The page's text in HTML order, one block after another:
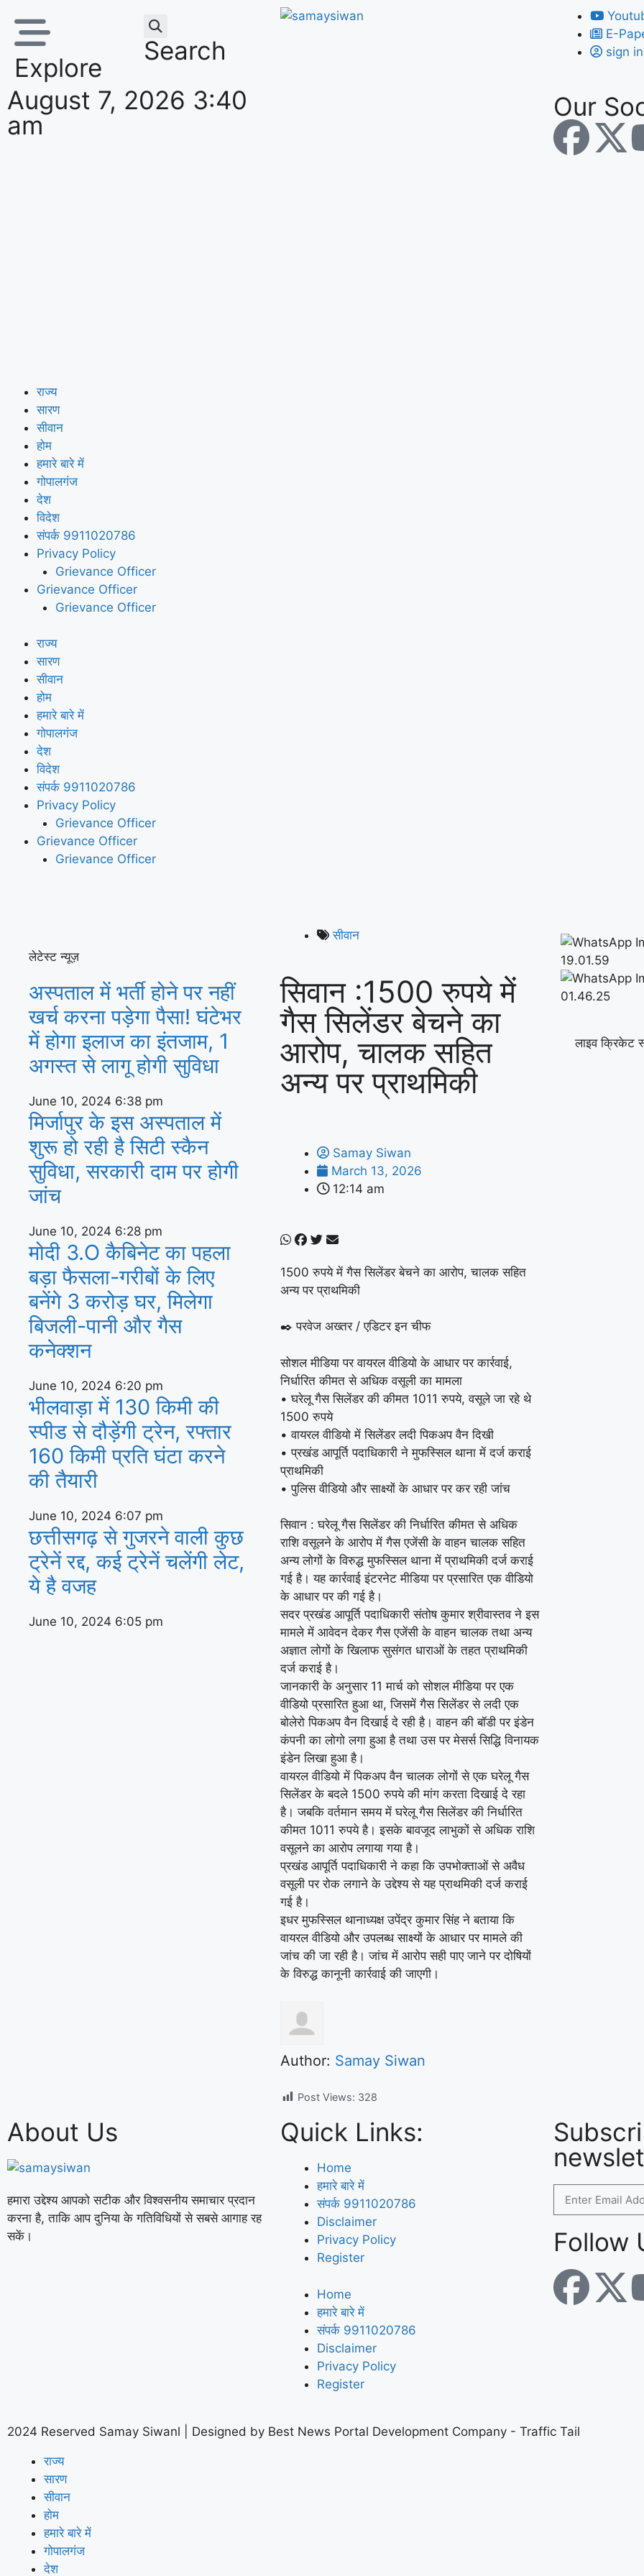
Explore
Search
August 7, 2026 3:40
am
E-
sign in
Our
राज्य
सारण
सीवान
होम
हमारे बारे में
गोपालगंज
देश
विदेश
संपर्क 9911020786
Privacy Policy
Grievance Officer
Grievance Officer
Grievance Officer
राज्य
सारण
सीवान
होम
हमारे बारे में
गोपालगंज
देश
विदेश
संपर्क 9911020786
Privacy Policy
Grievance Officer
Grievance Officer
Grievance Officer
लेटेस्ट न्यूज़
अस्‍पताल में भर्ती होने पर नहीं
खर्च करना पड़ेगा पैसा! घंटेभर
में होगा इलाज का इंतजाम, 1
अगस्‍त से लागू होगी सुविधा
June 10, 2024 6:38 pm
मिर्जापुर के इस अस्पताल में
शुरू हो रही है सिटी स्कैन
सुविधा, सरकारी दाम पर होगी
जांच
June 10, 2024 6:28 pm
मोदी 3.O कैबिनेट का पहला
बड़ा फैसला-गरीबों के ल‍िए
बनेंगे 3 करोड़ घर, म‍िलेगा
बिजली-पानी और गैस
कनेक्‍शन
June 10, 2024 6:20 pm
भीलवाड़ा में 130 किमी की
स्पीड से दौड़ेंगी ट्रेन, रफ्तार
160 किमी प्रति घंटा करने
की तैयारी
June 10, 2024 6:07 pm
छत्तीसगढ़ से गुजरने वाली कुछ
ट्रेनें रद्द, कई ट्रेनें चलेंगी लेट,
ये है वजह
June 10, 2024 6:05 pm
सीवान
सिवान :1500 रुपये में
गैस सिलेंडर बेचने का
आरोप, चालक सहित
अन्य पर प्राथमिकी
Samay Siwan
March 13, 2026
12:14 am
1500 रुपये में गैस सिलेंडर बेचने का आरोप, चालक सहित
अन्य पर प्राथमिकी
✒️ परवेज अख्तर / एडिटर इन चीफ
सोशल मीडिया पर वायरल वीडियो के आधार पर कार्रवाई,
निर्धारित कीमत से अधिक वसूली का मामला
• घरेलू गैस सिलेंडर की कीमत 1011 रुपये, वसूले जा रहे थे
1500 रुपये
• वायरल वीडियो में सिलेंडर लदी पिकअप वैन दिखी
• प्रखंड आपूर्ति पदाधिकारी ने मुफस्सिल थाना में दर्ज कराई
प्राथमिकी
• पुलिस वीडियो और साक्ष्यों के आधार पर कर रही जांच
सिवान : घरेलू गैस सिलेंडर की निर्धारित कीमत से अधिक
राशि वसूलने के आरोप में गैस एजेंसी के वाहन चालक सहित
अन्य लोगों के विरुद्ध मुफस्सिल थाना में प्राथमिकी दर्ज कराई
गई है। यह कार्रवाई इंटरनेट मीडिया पर प्रसारित एक वीडियो
के आधार पर की गई है।
सदर प्रखंड आपूर्ति पदाधिकारी संतोष कुमार श्रीवास्तव ने इस
मामले में आवेदन देकर गैस एजेंसी के वाहन चालक तथा अन्य
अज्ञात लोगों के खिलाफ सुसंगत धाराओं के तहत प्राथमिकी
दर्ज कराई है।
जानकारी के अनुसार 11 मार्च को सोशल मीडिया पर एक
वीडियो प्रसारित हुआ था, जिसमें गैस सिलेंडर से लदी एक
बोलेरो पिकअप वैन दिखाई दे रही है। वाहन की बॉडी पर इंडेन
कंपनी का लोगो लगा हुआ है तथा उस पर मेसर्स सिद्धि विनायक
इंडेन लिखा हुआ है।
वायरल वीडियो में पिकअप वैन चालक लोगों से एक घरेलू गैस
सिलेंडर के बदले 1500 रुपये की मांग करता दिखाई दे रहा
है। जबकि वर्तमान समय में घरेलू गैस सिलेंडर की निर्धारित
कीमत 1011 रुपये है। इसके बावजूद लाभुकों से अधिक राशि
वसूलने का आरोप लगाया गया है।
प्रखंड आपूर्ति पदाधिकारी ने कहा कि उपभोक्ताओं से अवैध
वसूली पर रोक लगाने के उद्देश्य से यह प्राथमिकी दर्ज कराई
गई है।
इधर मुफस्सिल थानाध्यक्ष उपेंद्र कुमार सिंह ने बताया कि
वायरल वीडियो और उपलब्ध साक्ष्यों के आधार पर मामले की
जांच की जा रही है। जांच में आरोप सही पाए जाने पर दोषियों
के विरुद्ध कानूनी कार्रवाई की जाएगी।
Author: Samay Siwan
Post Views: 328
लाइव क्रिकेट
About Us
हमारा उद्देश्य आपको सटीक और विश्वसनीय समाचार प्रदान
करना है, ताकि आप दुनिया के गतिविधियों से सबसे आगाह रह
सकें।
Quick Links:
Home
हमारे बारे में
संपर्क 9911020786
Disclaimer
Privacy Policy
Register
Home
हमारे बारे में
संपर्क 9911020786
Disclaimer
Privacy Policy
Register
Follow
2024 Reserved Samay Siwanl | Designed by Best News Portal Development Company - Traffic Tail
राज्य
सारण
सीवान
होम
हमारे बारे में
गोपालगंज
देश